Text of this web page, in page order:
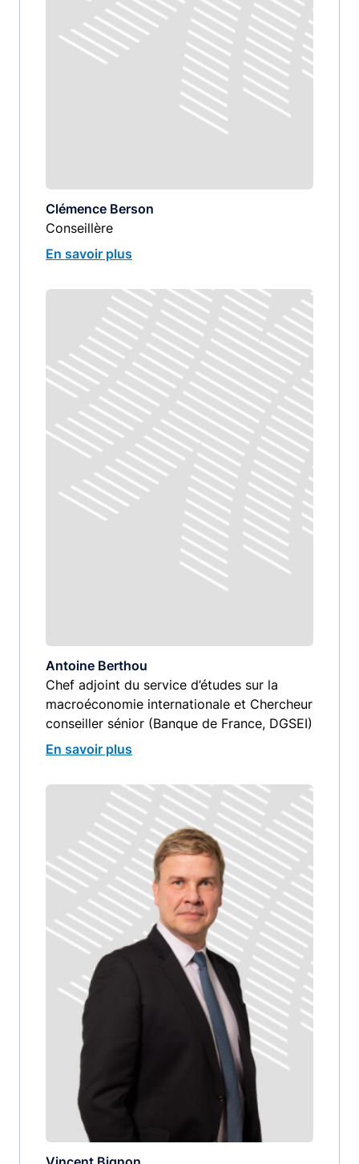
Clémence Berson
Conseillère
En savoir plus
image
Antoine Berthou
Chef adjoint du service d’études sur la
macroéconomie internationale et Chercheur
conseiller sénior (Banque de France, DGSEI)
En savoir plus
image